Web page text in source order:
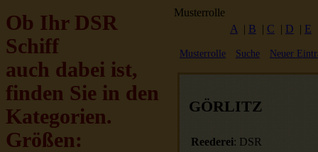
Ob Ihr DSR
Schiff
auch dabei ist,
finden Sie in den
Kategorien.
Größen:
Musterrolle
A | B | C | D | E
Musterrolle Suche Neuer
GÖRLITZ
Reederei: DSR